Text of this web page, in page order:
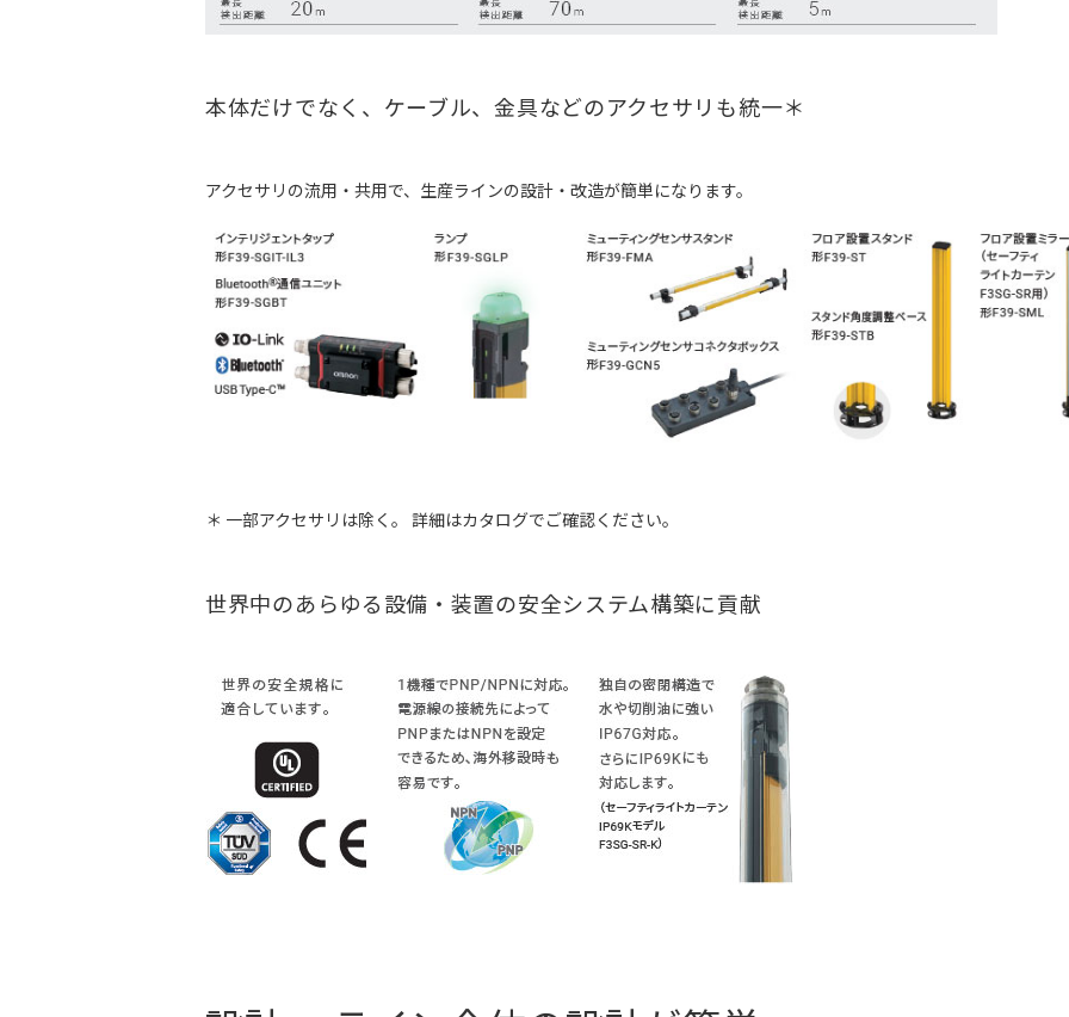
本体だけでなく、ケーブル、金具などのアクセサリも統一＊
アクセサリの流用・共用で、生産ラインの設計・改造が簡単になります。
＊ 一部アクセサリは除く。 詳細はカタログでご確認ください。
世界中のあらゆる設備・装置の安全システム構築に貢献